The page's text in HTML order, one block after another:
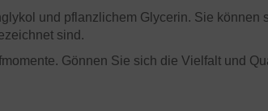
und pflanzlichem Glycerin. Sie
sind.
Gönnen Sie sich die Vielfalt und